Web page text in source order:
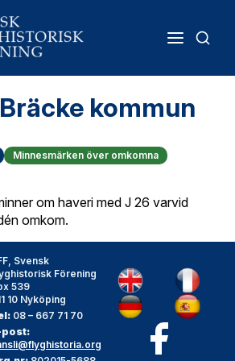
kommun
Minnesmärken över omkomna
om haveri med J 26 varvid
omkom.
Svensk
Förening
539
10 Nyköping
08 – 667 71 70
post: